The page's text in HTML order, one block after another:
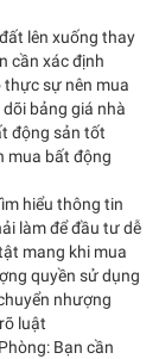
lên xuống thay
cần xác định
thực sự nên mua
bảng giá nhà
động sản tốt
mua bất động
hiểu thông tin
làm để đầu tư dễ
mang khi mua
quyền sử dụng
nhượng
luật
Bạn cần